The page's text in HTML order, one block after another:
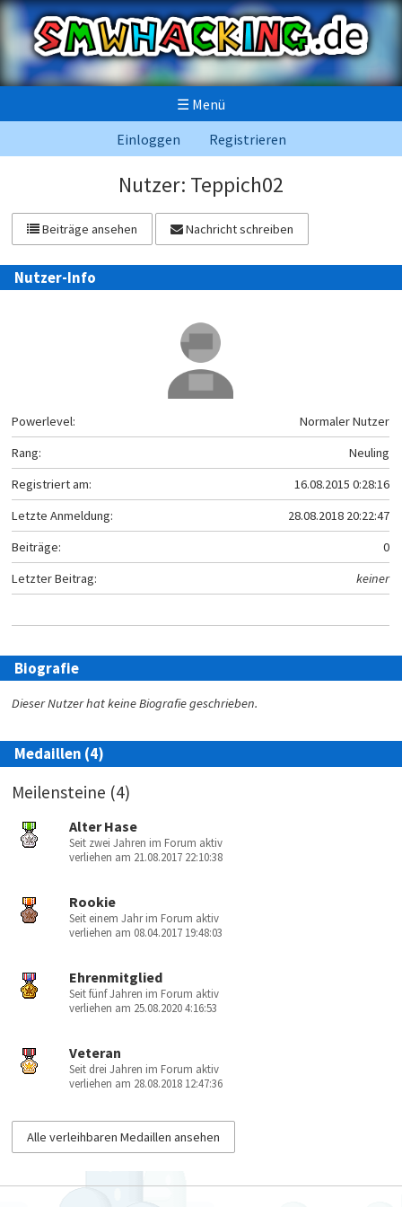
☰ Menü
Einloggen
Registrieren
Nutzer: Teppich02
Beiträge ansehen Nachricht schreiben
Nutzer-Info
Powerlevel:
Normaler Nutzer
Rang:
Neuling
Registriert am:
16.08.2015 0:28:16
Letzte Anmeldung:
28.08.2018 20:22:47
Beiträge:
0
Letzter Beitrag:
keiner
Biografie
Dieser Nutzer hat keine Biografie geschrieben.
Medaillen (4)
Meilensteine (4)
Alter Hase
Seit zwei Jahren im Forum aktiv
verliehen am 21.08.2017 22:10:38
Rookie
Seit einem Jahr im Forum aktiv
verliehen am 08.04.2017 19:48:03
Ehrenmitglied
Seit fünf Jahren im Forum aktiv
verliehen am 25.08.2020 4:16:53
Veteran
Seit drei Jahren im Forum aktiv
verliehen am 28.08.2018 12:47:36
Alle verleihbaren Medaillen ansehen